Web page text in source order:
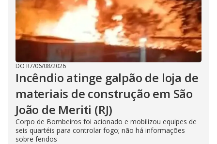
DO R7/06/08/2026
Incêndio atinge galpão de loja de
materiais de construção em São
João de Meriti (RJ)
Corpo de Bombeiros foi acionado e mobilizou equipes de
seis quartéis para controlar fogo; não há informações
sobre feridos